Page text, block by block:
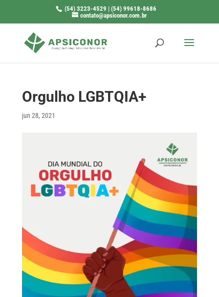
(54) 3223-4529 | (54) 99618-8686
contato@apsiconor.com.br
Orgulho LGBTQIA+
jun 28, 2021